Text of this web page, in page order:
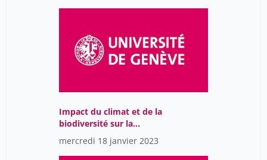
Impact du climat et de la
biodiversité sur la
santé...et vice-et-versa
mercredi 18 janvier 2023